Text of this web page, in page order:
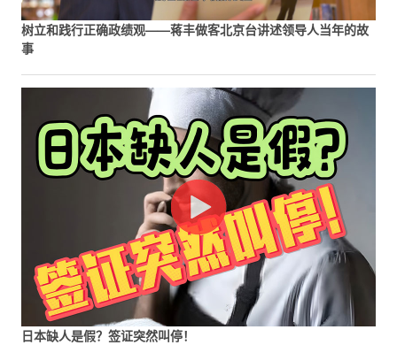
树立和践行正确政绩观——蒋丰做客北京台讲述领导人当年的故
事
日本缺人是假？签证突然叫停！